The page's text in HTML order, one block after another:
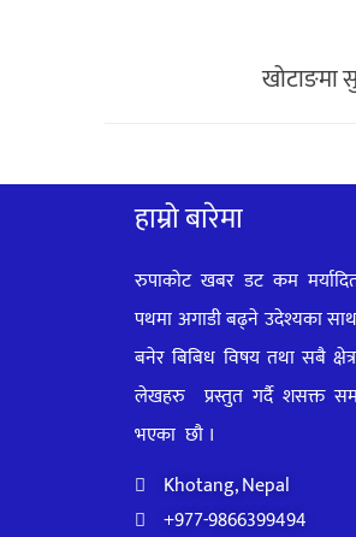
खोटाङमा
हाम्रो बारेमा
रुपाकोट खबर डट कम
पथमा अगाडी बढ्ने उदेश्यका
बनेर बिबिध विषय तथा सबै
लेखहरु प्रस्तुत गर्दै शसक्त
भएका छौ ।
Khotang, Nepal
+977-9866399494